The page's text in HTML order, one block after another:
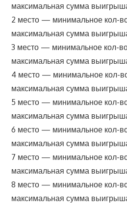
максимальная сумма
2 место — минимальное кол-
максимальная сумма
3 место — минимальное кол-
максимальная сумма
4 место — минимальное кол-
максимальная сумма
5 место — минимальное кол-
максимальная сумма
6 место — минимальное кол-
максимальная сумма
7 место — минимальное кол-
максимальная сумма
8 место — минимальное кол-
максимальная сумма